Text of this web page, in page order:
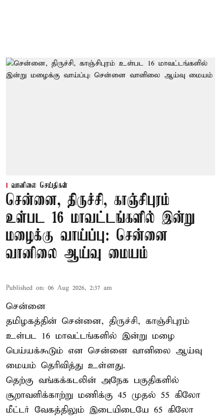
வானிலை செய்திகள்
சென்னை, திருச்சி, காஞ்சிபுரம்
உள்பட 16 மாவட்டங்களில் இன்று
மழைக்கு வாய்ப்பு: சென்னை
வானிலை ஆய்வு மையம்
Published on: 06 Aug 2026, 2:37 am
சென்னை
தமிழகத்தின் சென்னை, திருச்சி, காஞ்சிபுரம்
உள்பட 16 மாவட்டங்களில் இன்று மழை
பெய்யக்கூடும் என சென்னை வானிலை ஆய்வு
மையம் தெரிவித்து உள்ளது.
தெற்கு வங்கக்கடலின் அநேக பகுதிகளில்
சூறாவளிக்காற்று மணிக்கு 45 முதல் 55 கிலோ
மீட்டர் வேகத்திலும் இடையிடையே 65 கிலோ